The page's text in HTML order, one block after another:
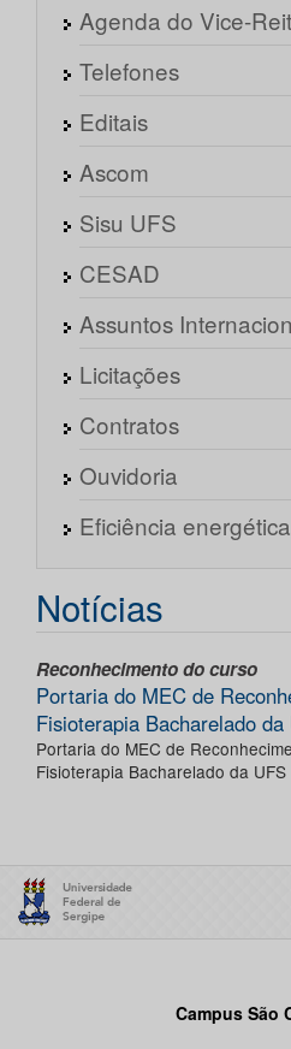
Agenda do Vice-
Telefones
Editais
Ascom
Sisu UFS
CESAD
Assuntos
Licitações
Contratos
Ouvidoria
Eficiência energética
Notícias
Reconhecimento do curso
Portaria do MEC de
Fisioterapia Bacharelado da
Portaria do MEC de
Fisioterapia Bacharelado da UFS
Campus São